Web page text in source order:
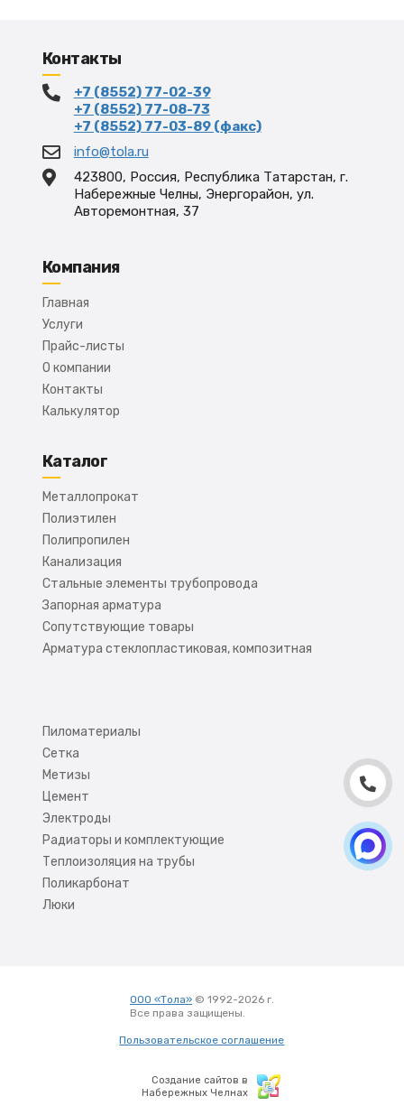
Контакты
+7 (8552) 77-02-39
+7 (8552) 77-08-73
+7 (8552) 77-03-89 (факс)
info@tola.ru
423800, Россия, Республика Татарстан, г.
Набережные Челны, Энергорайон, ул.
Авторемонтная, 37
Компания
Главная
Услуги
Прайс-листы
О компании
Контакты
Калькулятор
Каталог
Металлопрокат
Полиэтилен
Полипропилен
Канализация
Стальные элементы трубопровода
Запорная арматура
Сопутствующие товары
Арматура стеклопластиковая, композитная
Пиломатериалы
Сетка
Метизы
Цемент
Электроды
Радиаторы и комплектующие
Теплоизоляция на трубы
Поликарбонат
Люки
ООО «Тола»© 1992-2026 г.
Все права защищены.
Пользовательское соглашение
Создание сайтов в
Набережных Челнах